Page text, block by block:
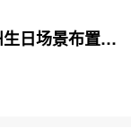
温州生日布置方案，温州生日场景布置攻略